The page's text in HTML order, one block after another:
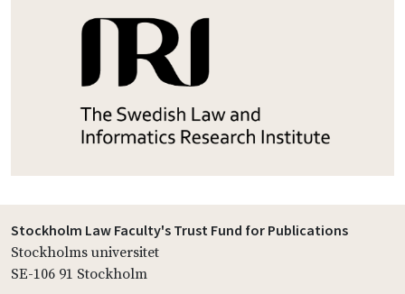
Stockholm Law Faculty's Trust Fund for Publications
Stockholms universitet
SE-106 91 Stockholm